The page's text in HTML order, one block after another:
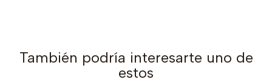
También podría interesarte uno de
estos